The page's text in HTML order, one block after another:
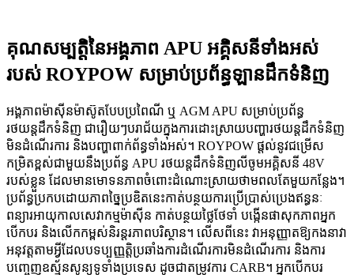
គុណសម្បត្តិនៃអង្គភាព APU អគ្គិសនីទាំងអស់
របស់ ROYPOW សម្រាប់ប្រព័ន្ធឡានដឹកទំនិញ
អង្គភាពម៉ាស៊ីនម៉ាស៊ូតបែបប្រពៃណី ឬ AGM APU សម្រាប់ប្រព័ន្ធ
រថយន្តដឹកទំនិញ ជារឿយៗបរាជ័យក្នុងការដោះស្រាយបញ្ហារថយន្តដឹកទំនិញ
មិនដំណើរការ និងបញ្ហាពាក់ព័ន្ធទាំងអស់។ ROYPOW ផ្តល់នូវជម្រើស
កម្រិតខ្ពស់ជាមួយនឹងប្រព័ន្ធ APU រថយន្តដឹកទំនិញលីចូមអគ្គិសនី 48V
របស់ខ្លួន ដែលមានមោទនភាពចំពោះដំណោះស្រាយថាមពលតែមួយកន្លែង។
ប្រព័ន្ធប្រកបដោយភាពច្នៃប្រឌិតនេះកាត់បន្ថយការប្រើប្រាស់ប្រេងឥន្ធនៈ
ពន្យារអាយុកាលសេវាកម្មម៉ាស៊ីន កាត់បន្ថយថ្លៃថែទាំ បង្កើនផាសុកភាពអ្នក
បើកបរ និងលើកកម្ពស់និរន្តរភាពបរិស្ថាន។ លើសពីនេះ វាអនុញ្ញាតឱ្យកងនាវា
អនុវត្តតាមអ្វីដែលបទប្បញ្ញត្តិប្រឆាំងការដំណើរការមិនដំណើរការ និងការ
បញ្ចេញឧស្ម័នសូន្យទូទាំងប្រទេស ដូចជាតម្រូវការ CARB។ អ្នកបើកបរ